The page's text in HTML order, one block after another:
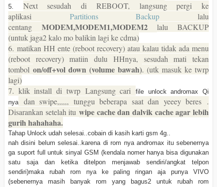
5. Next sesudah di REBOOT, langsung pergi ke
aplikasi Partitions Backup lalu
centang MODEM,MODEM1,MODEM2lalu BACKUP
(untuk jaga2 kalo mo balikin lagi ke cdma)
6. matikan HH ente (reboot recovery) atau kalau tidak ada menu
(reboot recovery) matiin dulu HHnya, sesudah mati tekan
tombol on/off+vol down (volume bawah). (utk masuk ke twrp
lagi)
7. klik install di twrp Langsung cari
file unlock andromax Qi
nya
dan swipe,,,,,, tunggu beberapa saat dan yeeey beres .
Disarankan setelah itu wipe cache dan dalvik cache agar lebih
gurih hahahaha.
Tahap Unlock udah selesai..cobain di kasih karti gsm 4g..
nah disini belum selesai..karena di rom nya andromax itu sebenernya
ga suport full untuk sinyal GSM (kendala nomer hanya bisa digunakan
satu saja dan ketika ditelpon menjawab sendiri/angkat telpon
sendiri)maka rubah rom nya ke paling ringan aja punya VIVO
(sebenernya masih banyak rom yang bagus2 untuk rubah rom